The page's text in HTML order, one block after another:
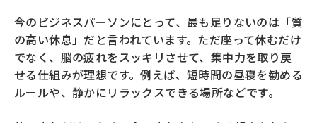
今のビジネスパーソンにとって、最も足りないのは「質
の高い休息」だと言われています。ただ座って休むだけ
でなく、脳の疲れをスッキリさせて、集中力を取り戻
せる仕組みが理想です。例えば、短時間の昼寝を勧める
ルールや、静かにリラックスできる場所などです。